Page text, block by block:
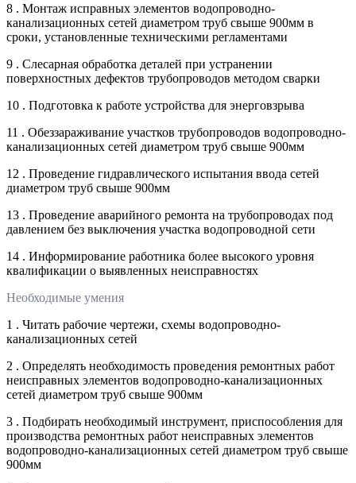
8 . Монтаж исправных элементов водопроводно-
канализационных сетей диаметром труб свыше 900мм в
сроки, установленные техническими регламентами
9 . Слесарная обработка деталей при устранении
поверхностных дефектов трубопроводов методом сварки
10 . Подготовка к работе устройства для энерговзрыва
11 . Обеззараживание участков трубопроводов водопроводно-
канализационных сетей диаметром труб свыше 900мм
12 . Проведение гидравлического испытания ввода сетей
диаметром труб свыше 900мм
13 . Проведение аварийного ремонта на трубопроводах под
давлением без выключения участка водопроводной сети
14 . Информирование работника более высокого уровня
квалификации о выявленных неисправностях
Необходимые умения
1 . Читать рабочие чертежи, схемы водопроводно-
канализационных сетей
2 . Определять необходимость проведения ремонтных работ
неисправных элементов водопроводно-канализационных
сетей диаметром труб свыше 900мм
3 . Подбирать необходимый инструмент, приспособления для
производства ремонтных работ неисправных элементов
водопроводно-канализационных сетей диаметром труб свыше
900мм